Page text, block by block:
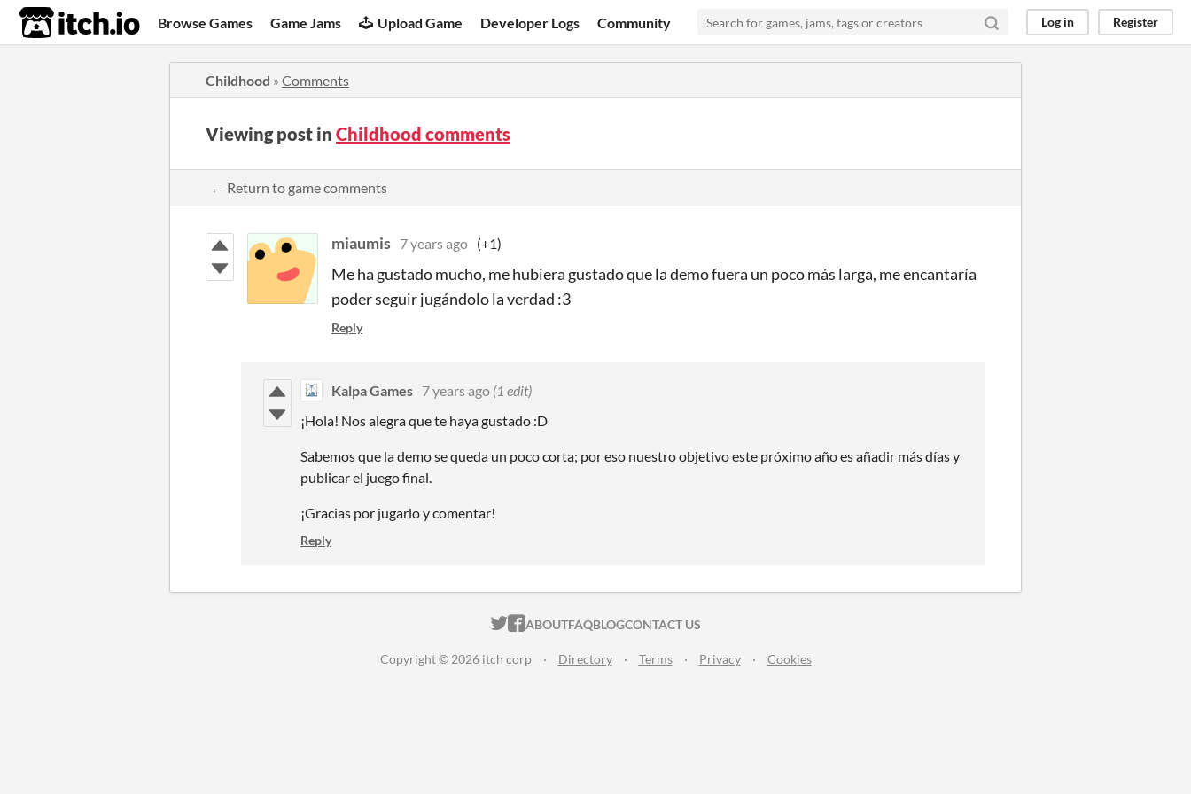
itch.io Browse Games Game Jams Upload Game Developer Logs Community Log in Register
Childhood » Comments
Viewing post in Childhood comments
← Return to game comments
miaumis 7 years ago (+1)
Me ha gustado mucho, me hubiera gustado que la demo fuera un poco más larga, me encantaría
poder seguir jugándolo la verdad :3
Reply
Kalpa Games 7 years ago (1 edit)
¡Hola! Nos alegra que te haya gustado :D
Sabemos que la demo se queda un poco corta; por eso nuestro objetivo este próximo año es añadir más días y
publicar el juego final.
¡Gracias por jugarlo y comentar!
Reply
ITCH.IO ON TWITTER
ITCH.IO ON FACEBOOK
ABOUTFAQBLOGCONTACT US
Copyright © 2026 itch corp · Directory · Terms · Privacy · Cookies